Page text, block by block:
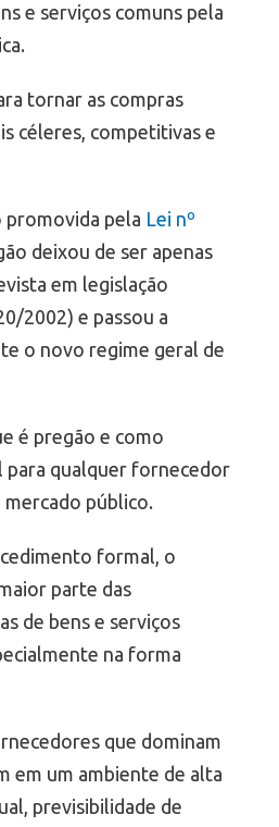
e serviços comuns pela
tornar as compras
céleres, competitivas e
promovida pela Lei nº
deixou de ser apenas
em legislação
2002) e passou a
o novo regime geral de
é pregão e como
para qualquer fornecedor
público.
formal, o
parte das
de bens e serviços
na forma
que dominam
em um ambiente de alta
previsibilidade de